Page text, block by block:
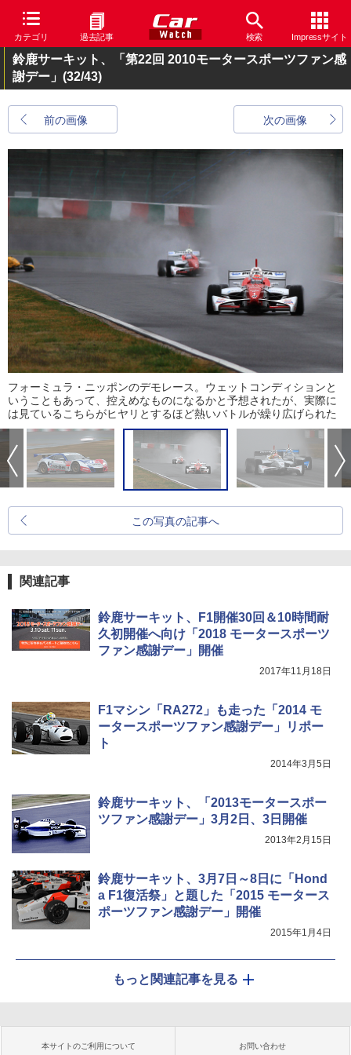
カテゴリ 過去記事 検索 Impressサイト
鈴鹿サーキット、「第22回 2010モータースポーツファン感
謝デー」 (32/43)
前の画像 次の画像
フォーミュラ・ニッポンのデモレース。ウェットコンディションと
いうこともあって、控えめなものになるかと予想されたが、実際に
は見ているこちらがヒヤリとするほど熱いバトルが繰り広げられた
この写真の記事へ
関連記事
鈴鹿サーキット、F1開催30回＆10時間耐
久初開催へ向け「2018 モータースポーツ
ファン感謝デー」開催
2017年11月18日
F1マシン「RA272」も走った「2014 モ
ータースポーツファン感謝デー」リポー
ト
2014年3月5日
鈴鹿サーキット、「2013モータースポー
ツファン感謝デー」3月2日、3日開催
2013年2月15日
鈴鹿サーキット、3月7日～8日に「Hond
a F1復活祭」と題した「2015 モータース
ポーツファン感謝デー」開催
2015年1月4日
もっと関連記事を見る
本サイトのご利用について お問い合わせ